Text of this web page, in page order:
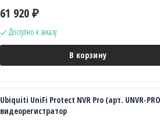
61 920 ₽
Доступно к заказу
В корзину
Ubiquiti UniFi Protect NVR Pro (арт. UNVR-
видеорегистратор